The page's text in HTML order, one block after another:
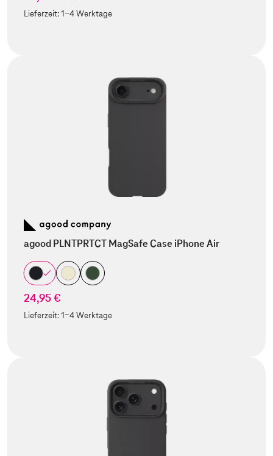
Lieferzeit:1-4 Werktage
agood PLNTPRTCT MagSafe Case iPhone Air
24,95 €
Lieferzeit:1-4 Werktage